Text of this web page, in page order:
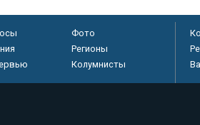
Фото
Регионы
Колумнисты